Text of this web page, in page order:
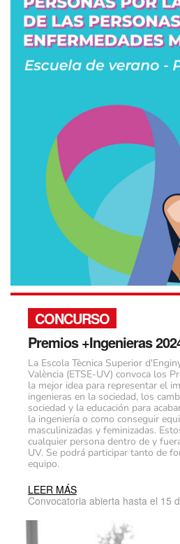
CONCURSO
Premios +Ingenieras
La Escola Tècnica Superior
València (ETSE-UV) convoca los
la mejor idea para representar el
ingenieras en la sociedad, los
sociedad y la educación para
la ingeniería o como conseguir
masculinizadas y feminizadas.
cualquier persona dentro de y
UV. Se podrá participar tanto de
equipo.
LEER MÁS
Convocatoria abierta hasta el 15